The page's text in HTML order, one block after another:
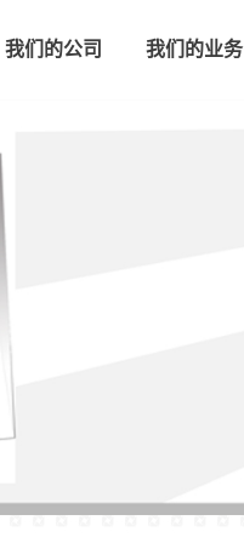
我们的公司 我们的业务